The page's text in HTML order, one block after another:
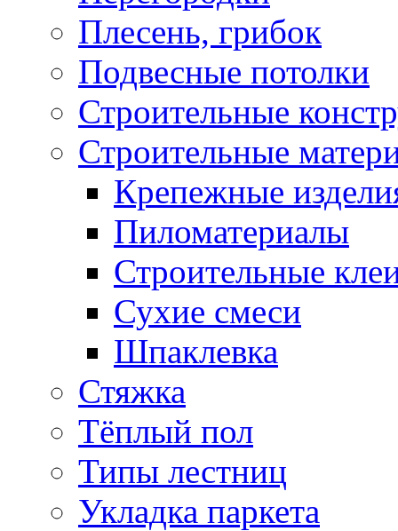
Плесень, грибок
Подвесные потолки
Строительные
Строительные
Крепежные
Пиломатериалы
Строительные
Сухие смеси
Шпаклевка
Стяжка
Тёплый пол
Типы лестниц
Укладка паркета